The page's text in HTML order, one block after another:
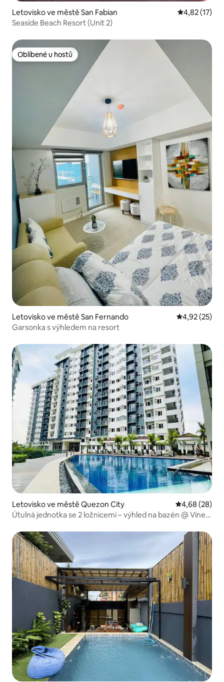
Letovisko ve městě San Fabian Průměrné
4,82 (17)
Seaside Beach Resort (Unit 2)
Oblíbené u hostů
Oblíbené u hostů
Letovisko ve městě San Fernando Průměrné
4,92 (25)
Garsonka s výhledem na resort
Letovisko ve městě Quezon City Průměrné
4,68 (28)
Útulná jednotka se 2 ložnicemi – výhled na bazén @ Vine